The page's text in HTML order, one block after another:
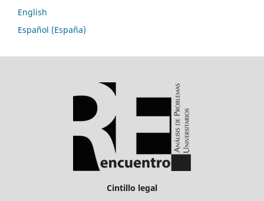
English
Español (España)
Cintillo legal